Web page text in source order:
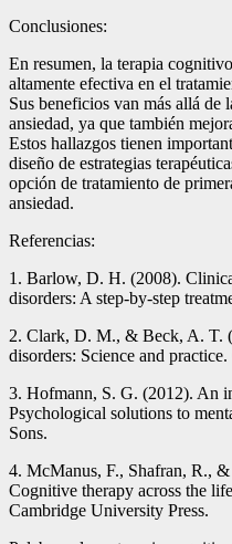
Conclusiones:
En resumen, la terapia
altamente efectiva en el
Sus beneficios van más allá de
ansiedad, ya que también
Estos hallazgos tienen
diseño de estrategias
opción de tratamiento de
ansiedad.
Referencias:
1. Barlow, D. H. (2008).
disorders: A step-by-step
2. Clark, D. M., & Beck, A. T.
disorders: Science and
3. Hofmann, S. G. (2012). An
Psychological solutions to
Sons.
4. McManus, F., Shafran, R.,
Cognitive therapy across the
Cambridge University Press.